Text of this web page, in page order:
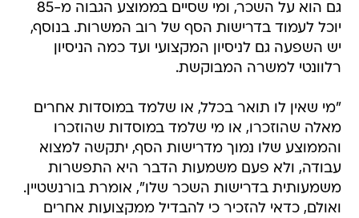
גם הוא על השכר, ומי שסיים בממוצע הגבוה מ-85
יוכל לעמוד בדרישות הסף של רוב המשרות. בנוסף,
יש השפעה גם לניסיון המקצועי ועד כמה הניסיון
רלוונטי למשרה המבוקשת.
"מי שאין לו תואר בכלל, או שלמד במוסדות אחרים
מאלה שהוזכרו, או מי שלמד במוסדות שהוזכרו
והממוצע שלו נמוך מדרישות הסף, יתקשה למצוא
עבודה, ולא פעם משמעות הדבר היא התפשרות
משמעותית בדרישות השכר שלו", אומרת בורנשטיין.
ואולם, כדאי להזכיר כי להבדיל ממקצועות אחרים